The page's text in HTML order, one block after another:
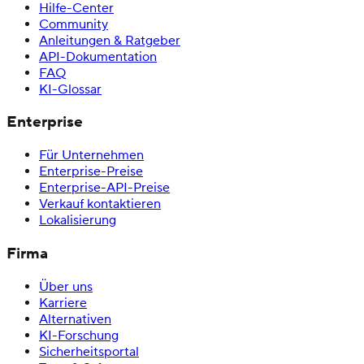
Hilfe-Center
Community
Anleitungen & Ratgeber
API-Dokumentation
FAQ
KI-Glossar
Enterprise
Für Unternehmen
Enterprise-Preise
Enterprise-API-Preise
Verkauf kontaktieren
Lokalisierung
Firma
Über uns
Karriere
Alternativen
KI-Forschung
Sicherheitsportal